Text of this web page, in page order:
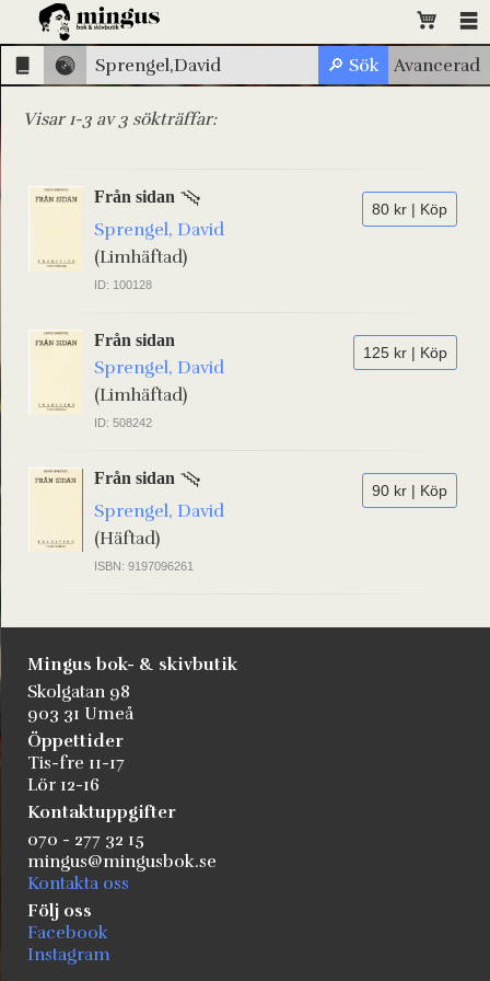
Visar 1-3 av 3 sökträffar:
80 kr | Köp
Från sidan
Sprengel, David
(Limhäftad)
ID: 100128
125 kr | Köp
Från sidan
Sprengel, David
(Limhäftad)
ID: 508242
90 kr | Köp
Från sidan
Sprengel, David
(Häftad)
ISBN: 9197096261
Mingus bok- & skivbutik
Skolgatan 98
903 31 Umeå
Öppettider
Tis-fre 11-17
Lör 12-16
Kontaktuppgifter
070 - 277 32 15
mingus@mingusbok.se
Kontakta oss
Följ oss
Facebook
Instagram